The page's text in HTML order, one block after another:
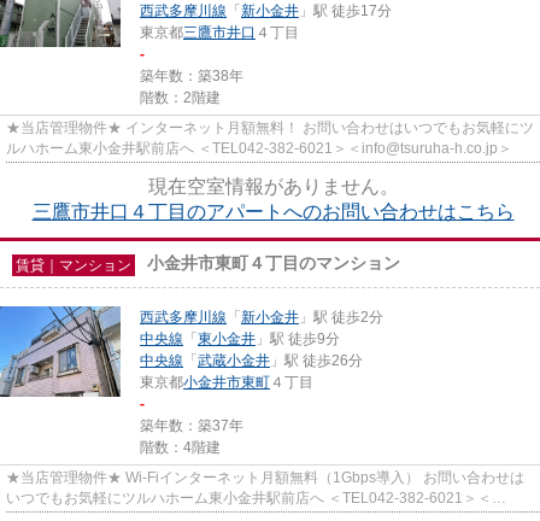
西武多摩川線 「 新小金井 」駅 徒歩17分
東京都三鷹市井口 ４丁目
-
築年数：築38年
階数：2階建
★当店管理物件★ インターネット月額無料！ お問い合わせはいつでもお気軽にツ
ルハホーム東小金井駅前店へ ＜TEL042-382-6021＞＜info@tsuruha-h.co.jp＞
現在空室情報がありません。
三鷹市井口４丁目のアパートへのお問い合わせはこちら
賃貸｜マンション 小金井市東町４丁目のマンション
西武多摩川線 「 新小金井 」駅 徒歩2分
中央線 「 東小金井 」駅 徒歩9分
中央線 「 武蔵小金井 」駅 徒歩26分
東京都小金井市東町 ４丁目
-
築年数：築37年
階数：4階建
★当店管理物件★ Wi-Fiインターネット月額無料（1Gbps導入） お問い合わせは
いつでもお気軽にツルハホーム東小金井駅前店へ ＜TEL042-382-6021＞＜